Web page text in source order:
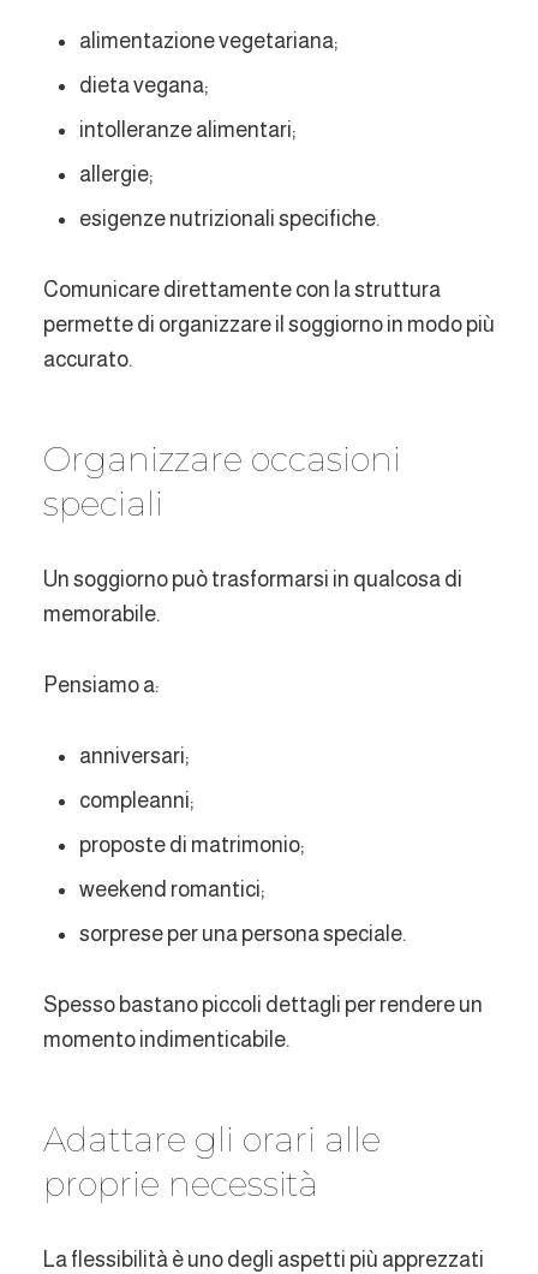
alimentazione vegetariana;
dieta vegana;
intolleranze alimentari;
allergie;
esigenze nutrizionali specifiche.
Comunicare direttamente con la struttura
permette di organizzare il soggiorno in modo più
accurato.
Organizzare occasioni
speciali
Un soggiorno può trasformarsi in qualcosa di
memorabile.
Pensiamo a:
anniversari;
compleanni;
proposte di matrimonio;
weekend romantici;
sorprese per una persona speciale.
Spesso bastano piccoli dettagli per rendere un
momento indimenticabile.
Adattare gli orari alle
proprie necessità
La flessibilità è uno degli aspetti più apprezzati